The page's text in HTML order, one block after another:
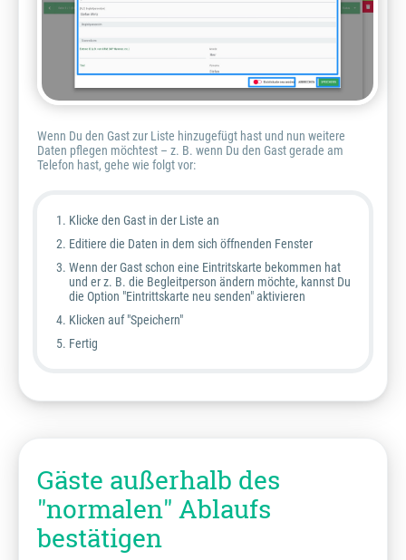
Wenn Du den Gast zur Liste hinzugefügt hast und nun weitere
Daten pflegen möchtest – z. B. wenn Du den Gast gerade am
Telefon hast, gehe wie folgt vor:
Klicke den Gast in der Liste an
Editiere die Daten in dem sich öffnenden Fenster
Wenn der Gast schon eine Eintritskarte bekommen hat
und er z. B. die Begleitperson ändern möchte, kannst Du
die Option "Eintrittskarte neu senden" aktivieren
Klicken auf "Speichern"
Fertig
Gäste außerhalb des
"normalen" Ablaufs
bestätigen